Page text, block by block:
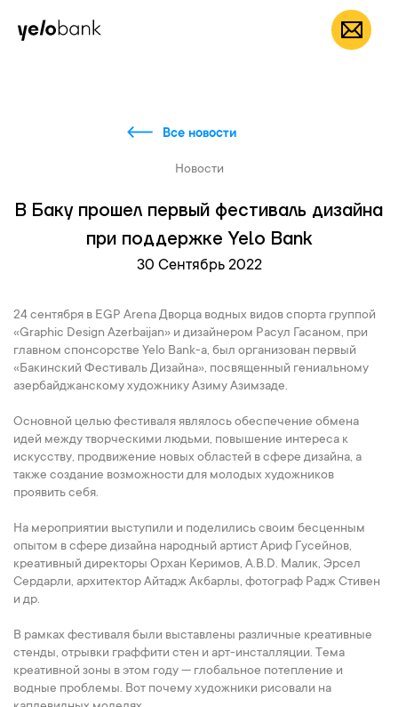
Частным лицам RU
Все новости
Новости
В Баку прошел первый фестиваль дизайна
при поддержке Yelo Bank
30 Сентябрь 2022
24 сентября в EGP Arena Дворца водных видов спорта группой
«Graphic Design Azerbaijan» и дизайнером Расул Гасаном, при
главном спонсорстве Yelo Bank-а, был организован первый
«Бакинский Фестиваль Дизайна», посвященный гениальному
азербайджанскому художнику Азиму Азимзаде.
Основной целью фестиваля являлось обеспечение обмена
идей между творческими людьми, повышение интереса к
искусству, продвижение новых областей в сфере дизайна, а
также создание возможности для молодых художников
проявить себя.
На мероприятии выступили и поделились своим бесценным
опытом в сфере дизайна народный артист Ариф Гусейнов,
креативный директоры Орхан Керимов, A.B.D. Малик, Эрсел
Сердарли, архитектор Айтадж Акбарлы, фотограф Радж Стивен
и др.
В рамках фестиваля были выставлены различные креативные
стенды, отрывки граффити стен и арт-инсталляции. Тема
креативной зоны в этом году — глобальное потепление и
водные проблемы. Вот почему художники рисовали на